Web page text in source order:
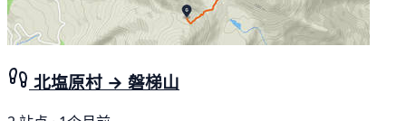
北塩原村 → 磐梯山